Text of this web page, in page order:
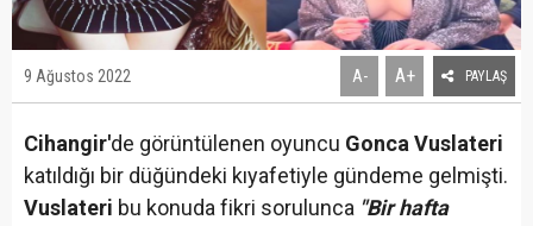
9 Ağustos 2022 A- A+ PAYLAŞ
Cihangir'de görüntülenen oyuncu Gonca Vuslateri
katıldığı bir düğündeki kıyafetiyle gündeme gelmişti.
Vuslateri bu konuda fikri sorulunca "Bir hafta